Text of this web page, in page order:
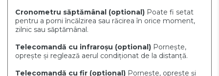
Cronometru săptămânal (optional) Poate fi setat
pentru a porni încălzirea sau răcirea în orice moment,
zilnic sau săptămânal.
Telecomandă cu infraroșu (optional) Pornește,
oprește și reglează aerul condiționat de la distanță.
Telecomandă cu fir (optional) Pornește, oprește și